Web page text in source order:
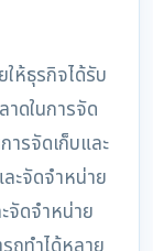
ห้ธุรกิจได้รับ
าดในการจัด
ารจัดเก็บและ
ะจัดจำหน่าย
จัดจำหน่าย